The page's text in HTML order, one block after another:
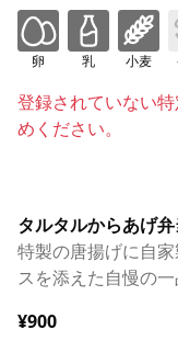
卵 乳 小麦
登録されていない
めください。
タルタルからあげ弁
特製の唐揚げに自
スを添えた自慢の一
¥900